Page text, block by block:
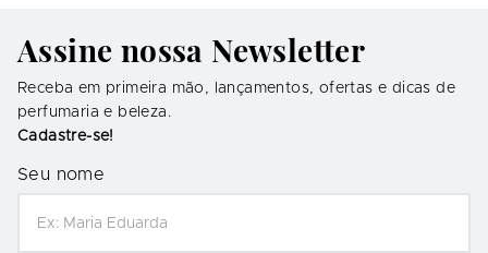
Assine nossa Newsletter
Receba em primeira mão, lançamentos, ofertas e dicas de
perfumaria e beleza.
Cadastre-se!
Seu nome